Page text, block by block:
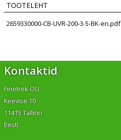
TOOTELEHT
2659330000-CB-UVR-200-3-5-BK-en.pdf
Kontaktid
Finetrek OÜ
Keevise 10
11415 Tallinn
Eesti